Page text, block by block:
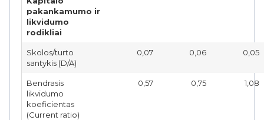
pakankamumo ir
likvidumo
rodikliai
Skolos/turto
santykis (D/A)
0,07 0,06 0,05
Bendrasis
likvidumo
koeficientas
(Current ratio)
0,57 0,75 1,08